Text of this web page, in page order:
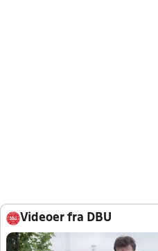
Videoer fra DBU